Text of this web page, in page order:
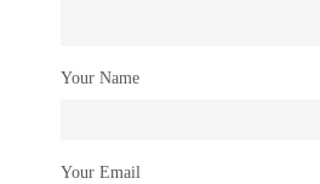
Your Name
Your Email